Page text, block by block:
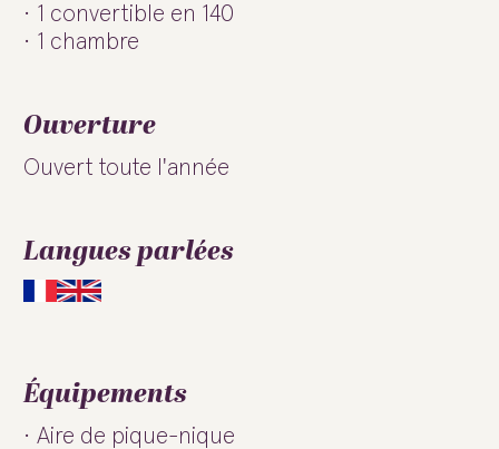
1 convertible en 140
1 chambre
Ouverture
Ouvert toute l'année
Langues parlées
Équipements
Aire de pique-nique